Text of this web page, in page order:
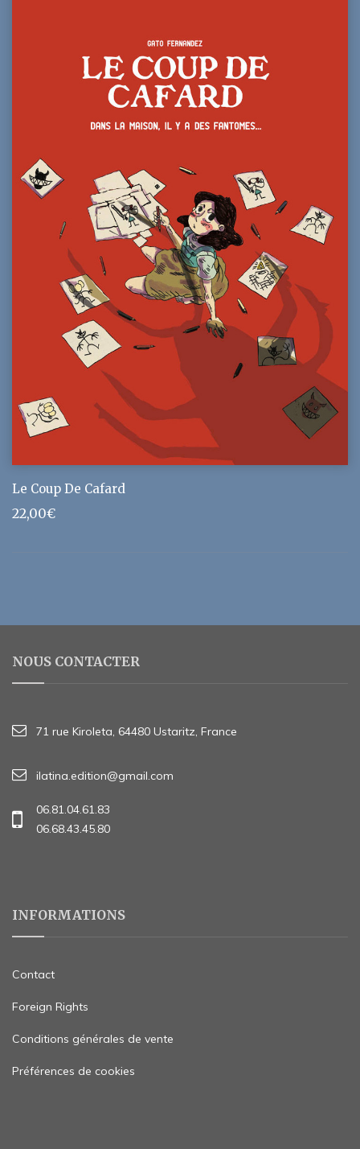
Le Coup De Cafard
22,00€
NOUS CONTACTER
71 rue Kiroleta, 64480 Ustaritz, France
ilatina.edition@gmail.com
06.81.04.61.83
06.68.43.45.80
INFORMATIONS
Contact
Foreign Rights
Conditions générales de vente
Préférences de cookies